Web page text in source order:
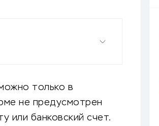
только в
не предусмотрен
или банковский счет.